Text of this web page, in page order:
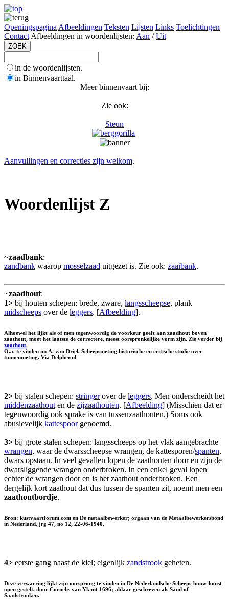
Openingspagina Afbeeldingen Teksten Lijsten Links Toelichtingen
Contact Afbeeldingen in woordenlijsten: Aan /Uit
in de woordenlijsten.
in Binnenvaarttaal.
Meer binnenvaart bij:
Zie ook:
Steun
Aanvullingen en correcties zijn welkom.
Woordenlijst Z
~zaadbank:
zandbank waarop mosselzaad uitgezet is. Zie ook: zaaibank.
~zaadhout:
1> bij houten schepen: brede, zware, langsscheepse, plank
midscheeps over de leggers. [Afbeelding].
Alhoewel het lijkt als of men tegenwoordig de voorkeur geeft aan zaadhout boven
zaathout, moet het laatste de correctere, meest oorspronkelijke vorm zijn. Zie verder bij
zaathout.
O.a. te vinden in: A. van Driel, Scheepsmeting historische en critische studie over
tonnenmeting. Via Delpher.nl
2> bij stalen schepen: stringerover de leggers. Men onderscheidt het
middenzaathout en de zijzaathouten. [Afbeelding] (Misschien dat er
tegenwoordig ook sprake is van tussenzaathouten.) Soms ook
abusievelijk kattespoorgenoemd.
3> bij grote stalen schepen: langsscheeps op het vlak aangebrachte
wrangen, waar de dwarsscheepse wrangen, de kattesporen/spanten,
dwars opstaan. In veel gevallen lopen de zaathouten door en zijn de
dwarsliggende wrangen onderbroken. In een enkel geval lopen
echter de wrangen door en is het zaathout onderbroken. Een
dergelijk kort zaathout dat dus tussen de spanten zit, noemt men een
zaathoutbordje.
Bron: kustvaartforum.com en De metaalbewerker; orgaan van de Metaalbewerkersbond
in Nederland, jrg 47, no 12, 22-06-1940.
4> eerste gang naast de kiel; eigenlijk zandstrook geheten.
Deze verwarring lijkt zijn oorsprong te vinden in De Nederlandsche Scheeps-bouw-konst
open gestelt, door Cornelis van Yk uit 1696; aldaar geschreven als Sand of
Saadstrooken.